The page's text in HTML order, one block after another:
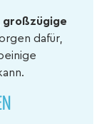
großzügige
dafür,